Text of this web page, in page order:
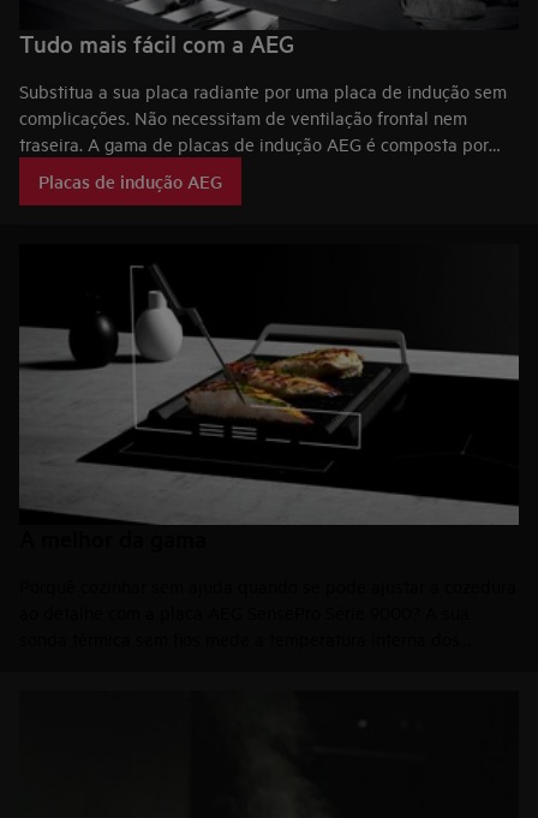
Tudo mais fácil com a AEG
Substitua a sua placa radiante por uma placa de indução sem
complicações. Não necessitam de ventilação frontal nem
traseira. A gama de placas de indução AEG é composta por
séries que vão de 9000 a 3000.
Placas de indução AEG